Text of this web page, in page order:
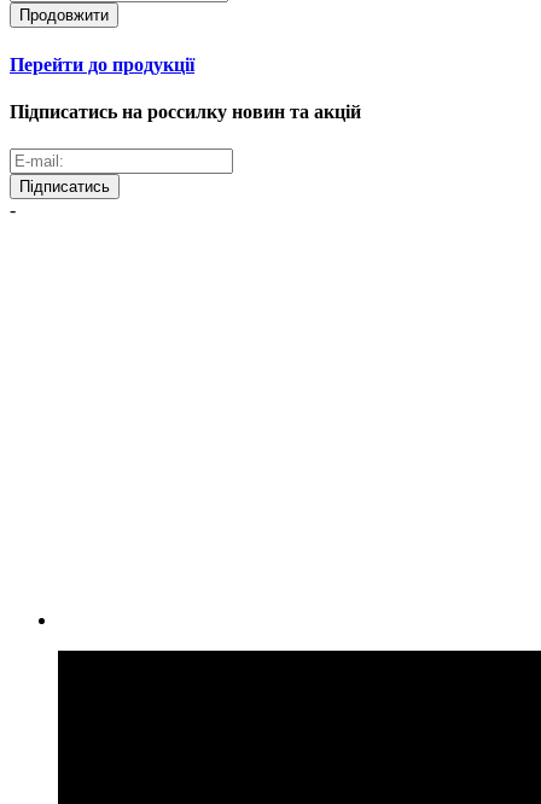
Продовжити
Перейти до продукції
Підписатись на россилку новин та акцій
Підписатись
-